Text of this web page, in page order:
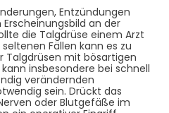
Entzündungen
an der
die Talgdrüse einem Arzt
Fällen kann es zu
Talgdrüsen mit bösartigen
insbesondere bei schnell
verändernden
sein. Drückt das
oder Blutgefäße im